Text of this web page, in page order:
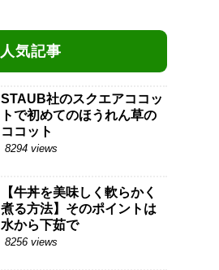
人気記事
STAUB社のスクエアココッ
トで初めてのほうれん草の
ココット
8294 views
【牛丼を美味しく軟らかく
煮る方法】そのポイントは
水から下茹で
8256 views